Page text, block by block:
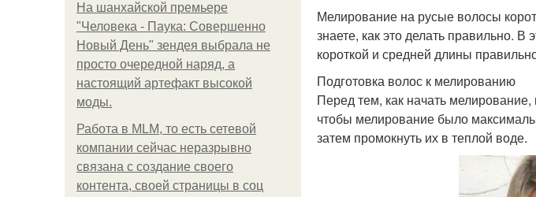
На шанхайской премьере
"Человека - Паука: Совершенно
Новый День" зендея выбрала не
просто очередной наряд, а
настоящий артефакт высокой
моды.
Работа в MLM, то есть сетевой
компании сейчас неразрывно
связана с создание своего
контента, своей страницы в соц
Мелирование на русые волосы
знаете, как это делать правильно.
короткой и средней длины
Подготовка волос к мелированию
Перед тем, как начать
чтобы мелирование было
затем промокнуть их в теплой воде.